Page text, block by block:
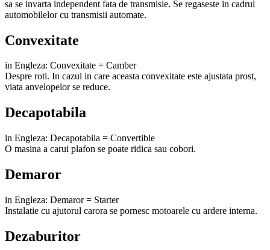
sa se invarta independent fata de transmisie. Se regaseste in cadrul
automobilelor cu transmisii automate.
Convexitate
in Engleza: Convexitate = Camber
Despre roti. In cazul in care aceasta convexitate este ajustata prost,
viata anvelopelor se reduce.
Decapotabila
in Engleza: Decapotabila = Convertible
O masina a carui plafon se poate ridica sau cobori.
Demaror
in Engleza: Demaror = Starter
Instalatie cu ajutorul carora se pornesc motoarele cu ardere interna.
Dezaburitor